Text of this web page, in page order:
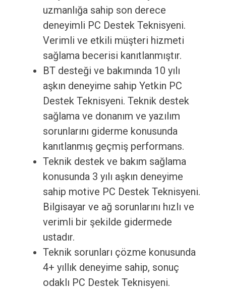
uzmanlığa sahip son derece
deneyimli PC Destek Teknisyeni.
Verimli ve etkili müşteri hizmeti
sağlama becerisi kanıtlanmıştır.
BT desteği ve bakımında 10 yılı
aşkın deneyime sahip Yetkin PC
Destek Teknisyeni. Teknik destek
sağlama ve donanım ve yazılım
sorunlarını giderme konusunda
kanıtlanmış geçmiş performans.
Teknik destek ve bakım sağlama
konusunda 3 yılı aşkın deneyime
sahip motive PC Destek Teknisyeni.
Bilgisayar ve ağ sorunlarını hızlı ve
verimli bir şekilde gidermede
ustadır.
Teknik sorunları çözme konusunda
4+ yıllık deneyime sahip, sonuç
odaklı PC Destek Teknisyeni.